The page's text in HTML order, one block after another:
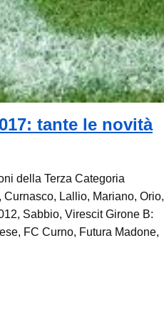
tante le novità
della Terza Categoria
Lallio, Mariano, Orio,
Sabbio, Virescit Girone B:
FC Curno, Futura Madone,